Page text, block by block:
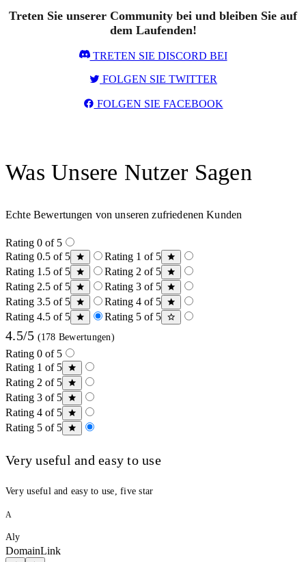
Treten Sie unserer Community bei und bleiben Sie auf
dem Laufenden!
TRETEN SIE DISCORD BEI
FOLGEN SIE TWITTER
FOLGEN SIE FACEBOOK
Was Unsere Nutzer Sagen
Echte Bewertungen von unseren zufriedenen Kunden
Rating 0 of 5
Rating 0.5 of 5
Rating 1 of 5
Rating 1.5 of 5
Rating 2 of 5
Rating 2.5 of 5
Rating 3 of 5
Rating 3.5 of 5
Rating 4 of 5
Rating 4.5 of 5
Rating 5 of 5
4.5/5 (178 Bewertungen)
Rating 0 of 5
Rating 1 of 5
Rating 2 of 5
Rating 3 of 5
Rating 4 of 5
Rating 5 of 5
Very useful and easy to use
Very useful and easy to use, five star
A
Aly
DomainLink